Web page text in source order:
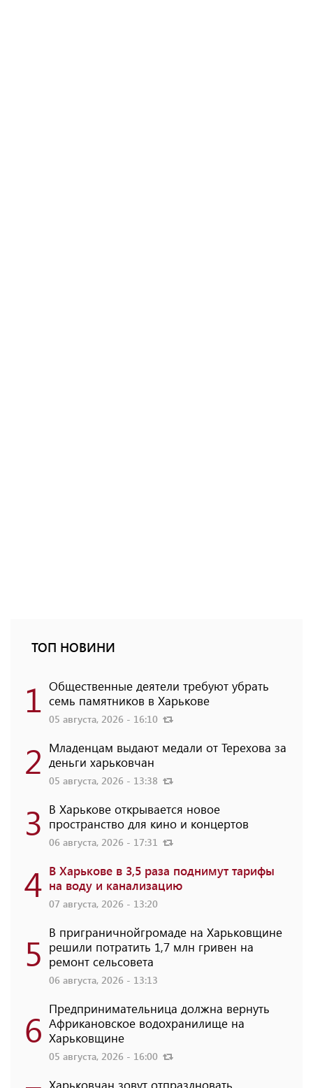
ТОП НОВИНИ
1 Общественные деятели требуют убрать
семь памятников в Харькове
05 августа, 2026 - 16:10
2 Младенцам выдают медали от Терехова за
деньги харьковчан
05 августа, 2026 - 13:38
3 В Харькове открывается новое
пространство для кино и концертов
06 августа, 2026 - 17:31
4 В Харькове в 3,5 раза поднимут тарифы
на воду и канализацию
07 августа, 2026 - 13:20
5 В приграничнойгромаде на Харьковщине
решили потратить 1,7 млн ​​гривен на
ремонт сельсовета
06 августа, 2026 - 13:13
6 Предпринимательница должна вернуть
Африкановское водохранилище на
Харьковщине
05 августа, 2026 - 16:00
Харьковчан зовут отпраздновать